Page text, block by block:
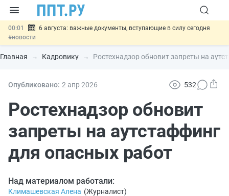
00:01
6 августа: важные документы, вступающие в силу сегодня
#новости
05.08 Обновили сообщения НПФ о договорах НПО и долгосрочных
сбережений#новости
05.08 Систему страхования вкладов распространили на электронные
05.08
Подписан закон об упрощении госзакупок по 44-ФЗ
#новости
Главная Кадровику Ростехнадзор обновит запреты на
Опубликовано: 2 апр 2026 532
Ростехнадзор обновит
запреты на аутстаффинг
для опасных работ
Над материалом работали:
Климашевская Алена (Журналист)